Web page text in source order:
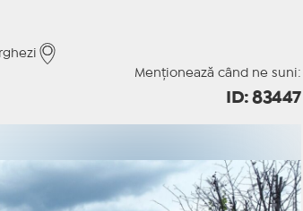
Menționează când ne suni:
ID: 83447